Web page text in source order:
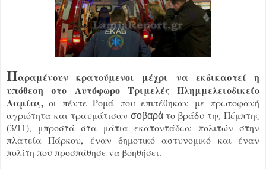
Παραμένουν κρατούμενοι μέχρι να εκδικαστεί η
υπόθεση στο Αυτόφωρο Τριμελές Πλημμελειοδικείο
Λαμίας, οι πέντε Ρομά που επιτέθηκαν με πρωτοφανή
αγριότητα και τραυμάτισαν σοβαράτο βράδυ της Πέμπτης
(3/11), μπροστά στα μάτια εκατοντάδων πολιτών στην
πλατεία Πάρκου, έναν δημοτικό αστυνομικό και έναν
πολίτη που προσπάθησε να βοηθήσει.